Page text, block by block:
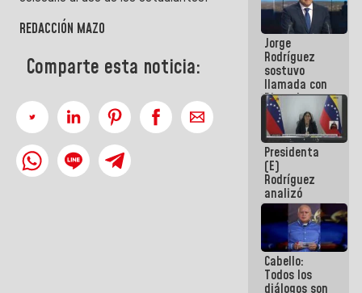
REDACCIÓN MAZO
Comparte esta noticia:
Venezuela"
a servidores
públicos
Jorge
Rodríguez
sostuvo
llamada con
Dinorah
Figuera y
acuerdan
primer
encuentro
presencial
para el
diálogo
Presidenta
(E)
Rodríguez
analizó
junto a
gobernadores
planes de
recuperación
del Sistema
Eléctrico
Cabello:
Todos los
diálogos son